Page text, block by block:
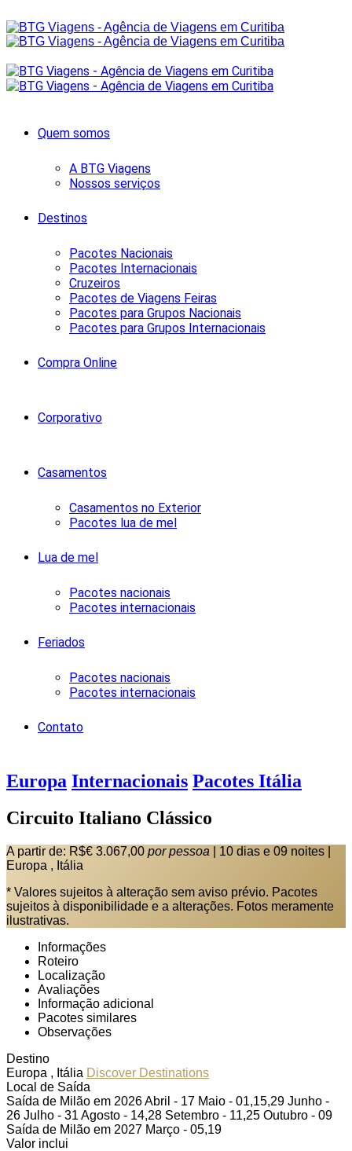
Quem somos
A BTG Viagens
Nossos serviços
Destinos
Pacotes Nacionais
Pacotes Internacionais
Cruzeiros
Pacotes de Viagens Feiras
Pacotes para Grupos Nacionais
Pacotes para Grupos Internacionais
Compra Online
Corporativo
Casamentos
Casamentos no Exterior
Pacotes lua de mel
Lua de mel
Pacotes nacionais
Pacotes internacionais
Feriados
Pacotes nacionais
Pacotes internacionais
Contato
Europa Internacionais Pacotes Itália
Circuito Italiano Clássico
A partir de: R$€ 3.067,00 por pessoa 10 dias e 09 noites
Europa , Itália
* Valores sujeitos à alteração sem aviso prévio. Pacotes
sujeitos à disponibilidade e a alterações. Fotos meramente
ilustrativas.
Informações
Roteiro
Localização
Avaliações
Informação adicional
Pacotes similares
Observações
Destino
Europa , Itália Discover Destinations
Local de Saída
Saída de Milão em 2026 Abril - 17 Maio - 01,15,29 Junho -
26 Julho - 31 Agosto - 14,28 Setembro - 11,25 Outubro - 09
Saída de Milão em 2027 Março - 05,19
Valor inclui